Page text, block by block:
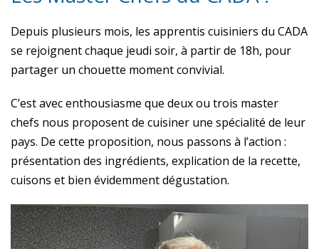
Depuis plusieurs mois, les apprentis cuisiniers du CADA
se rejoignent chaque jeudi soir, à partir de 18h, pour
partager un chouette moment convivial.
C’est avec enthousiasme que deux ou trois master
chefs nous proposent de cuisiner une spécialité de leur
pays. De cette proposition, nous passons à l’action :
présentation des ingrédients, explication de la recette,
cuisons et bien évidemment dégustation.